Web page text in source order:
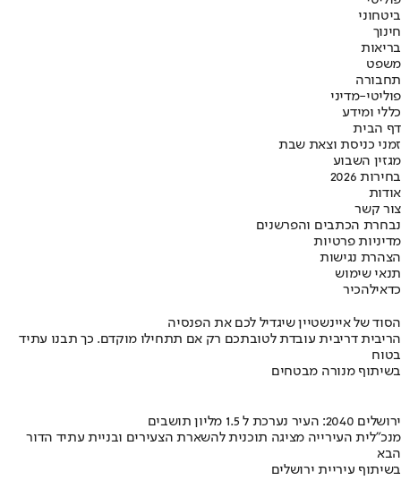
ביטחוני
חינוך
בריאות
משפט
תחבורה
פוליטי-מדיני
כללי ומידע
דף הבית
זמני כניסת וצאת שבת
מגזין השבוע
בחירות 2026
אודות
צור קשר
נבחרת הכתבים והפרשנים
מדיניות פרטיות
הצהרת נגישות
תנאי שימוש
כדאילהכיר
הסוד של איינשטיין שיגדיל לכם את הפנסיה
הריבית דריבית עובדת לטובתכם רק אם תתחילו מוקדם. כך תבנו עתיד
בטוח
בשיתוף מנורה מבטחים
ירושלים 2040: העיר נערכת ל 1.5 מליון תושבים
מנכ"לית העירייה מציגה תוכנית להשארת הצעירים ובניית עתיד הדור
הבא
בשיתוף עיריית ירושלים